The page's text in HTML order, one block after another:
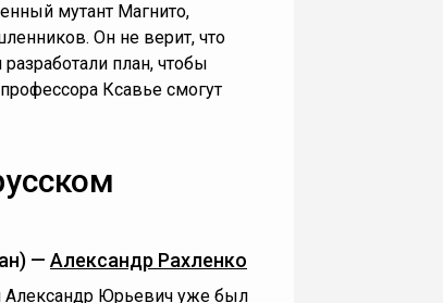
мутант Магнито,
Он не верит, что
план, чтобы
Ксавье смогут
— Александр Рахленко
Александр Юрьевич уже был